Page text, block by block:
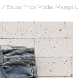
/ Blusa Trico Modal Manga